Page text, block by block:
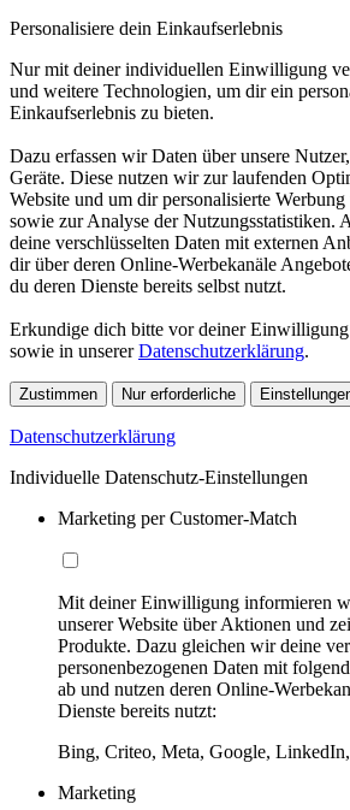
Personalisiere dein Einkaufserlebnis
Nur mit deiner individuellen Einwilligung
und weitere Technologien, um dir ein
Einkaufserlebnis zu bieten.
Dazu erfassen wir Daten über unsere
Geräte. Diese nutzen wir zur laufenden
Website und um dir personalisierte
sowie zur Analyse der Nutzungsstatistiken.
deine verschlüsselten Daten mit externen
dir über deren Online-Werbekanäle
du deren Dienste bereits selbst nutzt.
Erkundige dich bitte vor deiner
sowie in unsererDatenschutzerklärung.
Zustimmen Nur erforderliche
Datenschutzerklärung
Individuelle Datenschutz-Einstellungen
Marketing per Customer-Match
Mit deiner Einwilligung informieren
unserer Website über Aktionen und
Produkte. Dazu gleichen wir deine
personenbezogenen Daten mit
ab und nutzen deren Online-
Dienste bereits nutzt:
Bing, Criteo, Meta, Google,
Marketing